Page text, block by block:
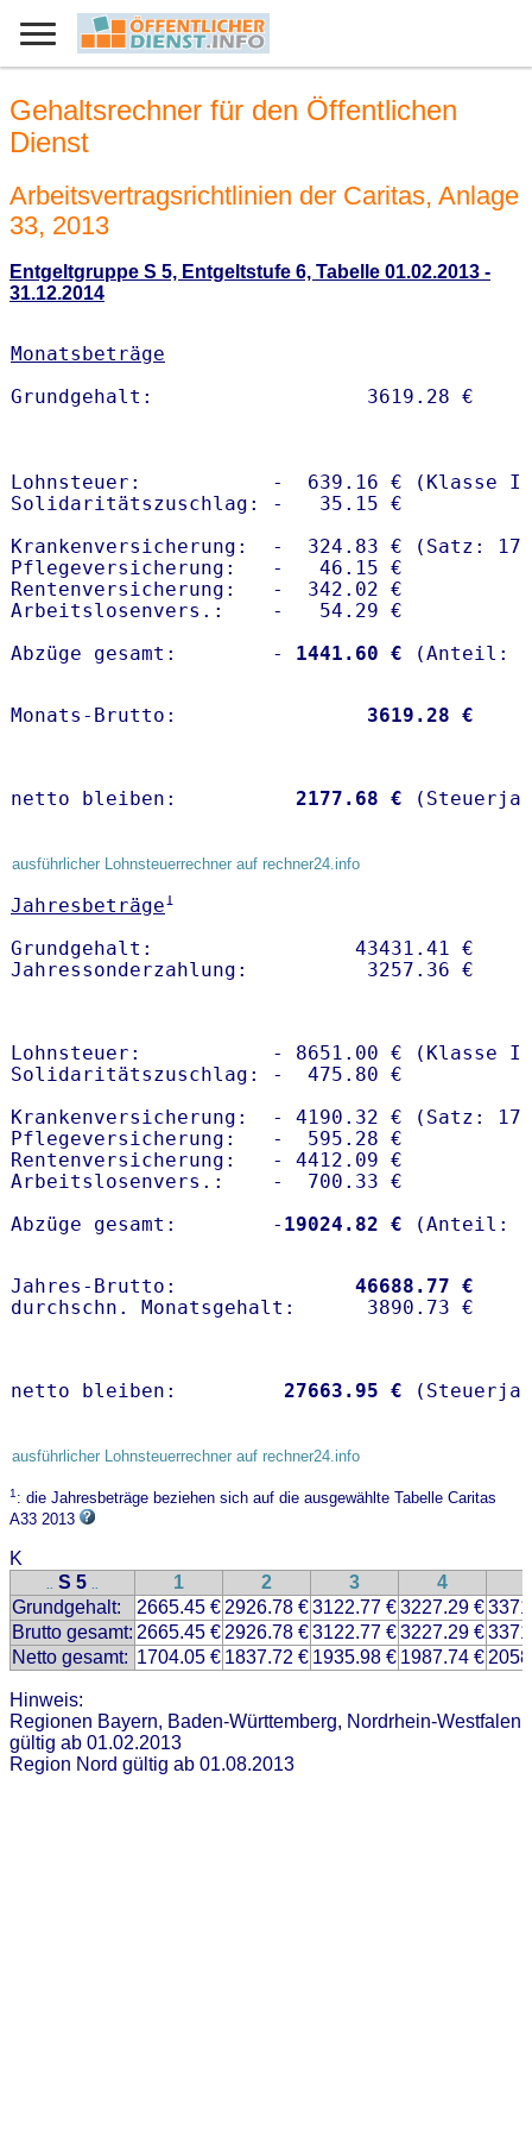
Gehaltsrechner für den Öffentlichen
Dienst
Arbeitsvertragsrichtlinien der Caritas, Anlage
33, 2013
Entgeltgruppe S 5, Entgeltstufe 6, Tabelle 01.02.2013 -
31.12.2014
Monatsbeträge
Lohnsteuer:           -  639.16 € (Klasse I)
Solidaritätszuschlag: -   35.15 €
Krankenversicherung:  -  324.83 € (Satz:
Pflegeversicherung:   -   46.15 €
Rentenversicherung:   -  342.02 €
Arbeitslosenvers.:    -   54.29 €
Abzüge gesamt:        -
1441.60 €
Monats-Brutto: 3619.28 €
netto bleiben: 2177.68 €
ausführlicher Lohnsteuerrechner auf rechner24.info
Jahresbeträge1
Grundgehalt:                 43431.41 €
Lohnsteuer:           - 8651.00 € (Klasse I)
Solidaritätszuschlag: -  475.80 €
Krankenversicherung:  - 4190.32 € (Satz:
Pflegeversicherung:   -  595.28 €
Rentenversicherung:   - 4412.09 €
Arbeitslosenvers.:    -  700.33 €
Abzüge gesamt:        - 19024.82 €
Jahres-Brutto: 46688.77 €
netto bleiben: 27663.95 €
ausführlicher Lohnsteuerrechner auf rechner24.info
1: die Jahresbeträge beziehen sich auf die ausgewählte Tabelle Caritas
A33 2013
K
.. S 5 .. 1 2 3 4
Grundgehalt:
2665.45 € 2926.78 €3122.77 €3227.29 €
Brutto gesamt: 2665.45 € 2926.78 €3122.77 €3227.29 €
Netto gesamt: 1704.05 € 1837.72 € 1935.98 € 1987.74 €
Hinweis:
Regionen Bayern, Baden-Württemberg, Nordrhein-Westfalen
gültig ab 01.02.2013
Region Nord gültig ab 01.08.2013